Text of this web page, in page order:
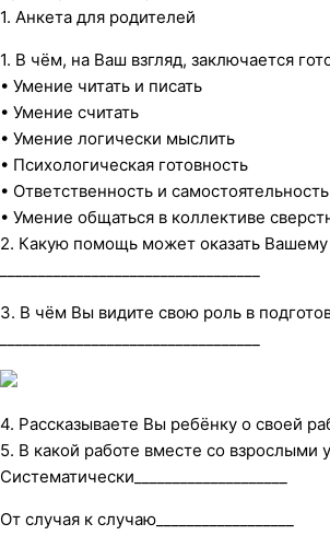
1. Анкета для родителей
1. В чём, на Ваш взгляд, заключается
• Умение читать и писать
• Умение считать
• Умение логически мыслить
• Психологическая готовность
• Ответственность и самостоятельность
• Умение общаться в коллективе
2. Какую помощь может оказать Вашему
3. В чём Вы видите свою роль в
4. Рассказываете Вы ребёнку о своей
5. В какой работе вместе со взрослыми
Систематически____________________
От случая к случаю__________________